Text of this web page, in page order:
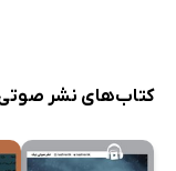
کتاب‌های نشر